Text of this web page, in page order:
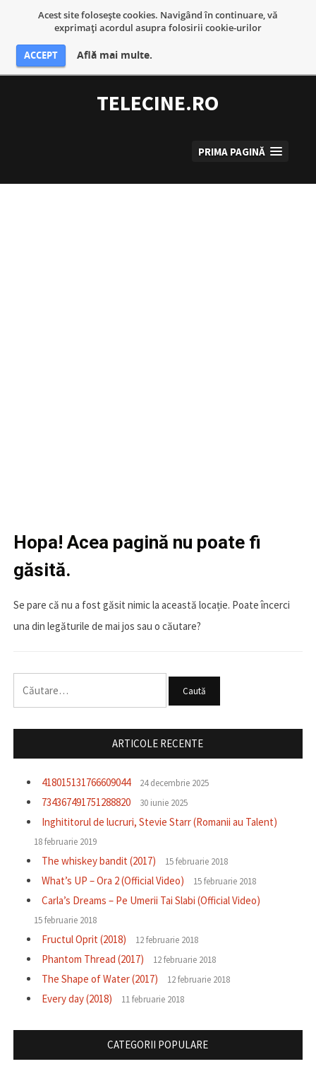
Acest site foloseşte cookies. Navigând în continuare, vă
exprimaţi acordul asupra folosirii cookie-urilor
ACCEPT Află mai multe.
conținut
TELECINE.RO
PRIMA PAGINĂ
Hopa! Acea pagină nu poate fi
găsită.
Se pare că nu a fost găsit nimic la această locație. Poate încerci
una din legăturile de mai jos sau o căutare?
ARTICOLE RECENTE
418015131766609044 24 decembrie 2025
734367491751288820 30 iunie 2025
Inghititorul de lucruri, Stevie Starr (Romanii au Talent)
18 februarie 2019
The whiskey bandit (2017) 15 februarie 2018
What’s UP – Ora 2 (Official Video) 15 februarie 2018
Carla’s Dreams – Pe Umerii Tai Slabi (Official Video)
15 februarie 2018
Fructul Oprit (2018) 12 februarie 2018
Phantom Thread (2017) 12 februarie 2018
The Shape of Water (2017) 12 februarie 2018
Every day (2018) 11 februarie 2018
CATEGORII POPULARE